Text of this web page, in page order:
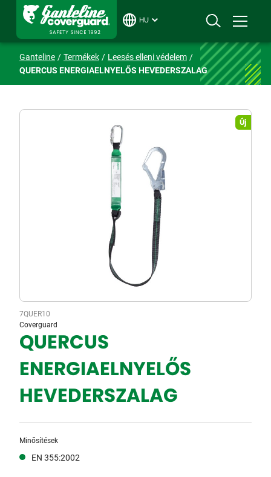
HU
Ganteline Termékek
Leesés elleni védelem
QUERCUS ENERGIAELNYELŐS HEVEDERSZALAG
Új
7QUER10
Coverguard
QUERCUS
ENERGIAELNYELŐS
HEVEDERSZALAG
Minősítések
EN 355:2002